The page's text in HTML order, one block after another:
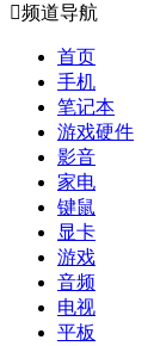
频道导航
首页
手机
笔记本
游戏硬件
影音
家电
键鼠
显卡
游戏
音频
电视
平板